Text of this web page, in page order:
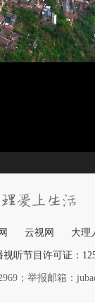
云视网 大理
听节目许可证：
；举报邮箱：